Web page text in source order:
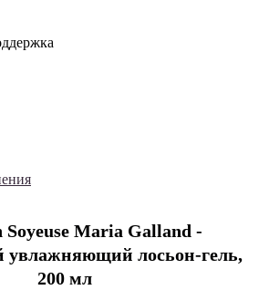
Soyeuse Maria Galland -
увлажняющий лосьон-гель,
200 мл